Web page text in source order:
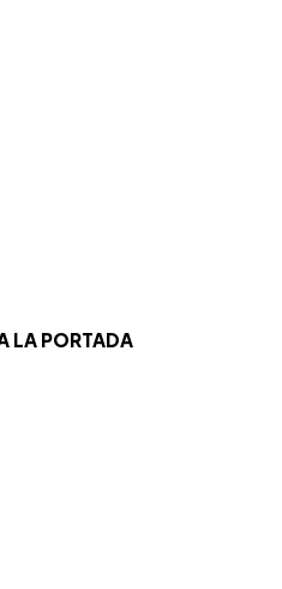
LA PORTADA